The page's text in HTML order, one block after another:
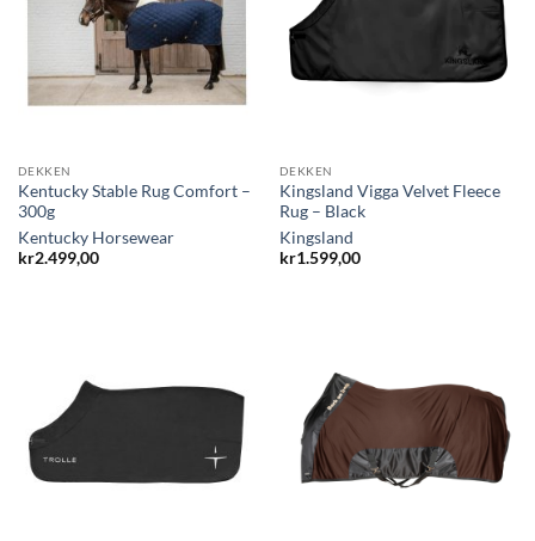
DEKKEN
Kentucky Stable Rug Comfort –
300g
Kentucky Horsewear
kr2.499,00
DEKKEN
Kingsland Vigga Velvet Fleece
Rug – Black
Kingsland
kr1.599,00